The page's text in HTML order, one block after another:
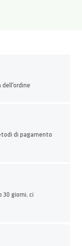
dell'ordine
di pagamento
30 giorni, ci